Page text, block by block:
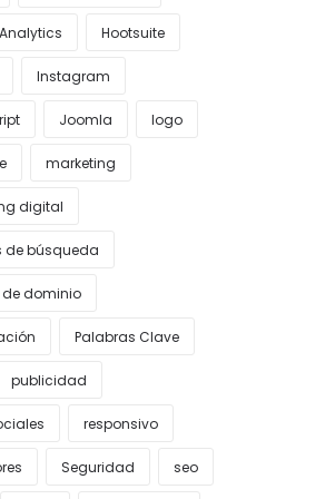
Hootsuite
Instagram
Joomla logo
marketing
digital
de búsqueda
dominio
Palabras Clave
publicidad
responsivo
Seguridad seo